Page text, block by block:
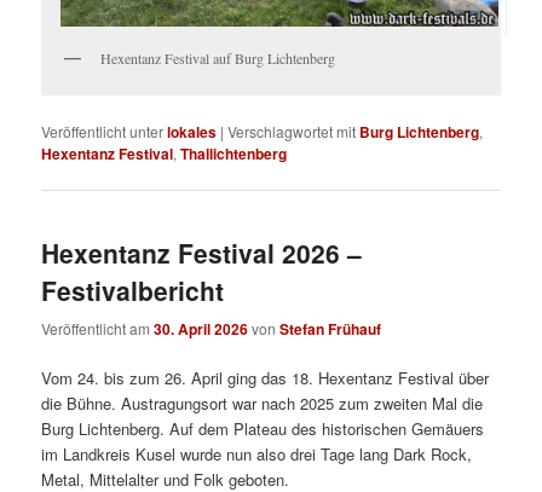
Hexentanz Festival auf Burg Lichtenberg
Veröffentlicht unterlokales |Verschlagwortet mit Burg Lichtenberg,
Hexentanz Festival,Thallichtenberg
Hexentanz Festival 2026 –
Festivalbericht
Veröffentlicht am30. April 2026vonStefan Frühauf
Vom 24. bis zum 26. April ging das 18. Hexentanz Festival über
die Bühne. Austragungsort war nach 2025 zum zweiten Mal die
Burg Lichtenberg. Auf dem Plateau des historischen Gemäuers
im Landkreis Kusel wurde nun also drei Tage lang Dark Rock,
Metal, Mittelalter und Folk geboten.